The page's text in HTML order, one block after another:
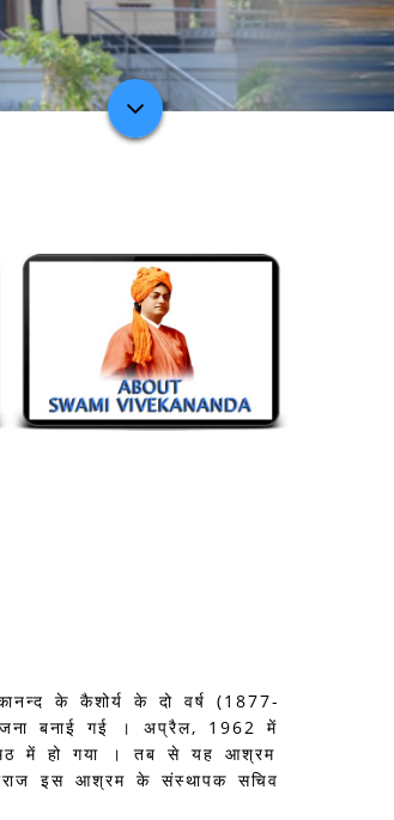
के कैशोर्य के दो वर्ष (1877-
बनाई गई । अप्रैल, 1962 में
मठ में हो गया । तब से यह आश्रम
इस आश्रम के संस्थापक सचिव